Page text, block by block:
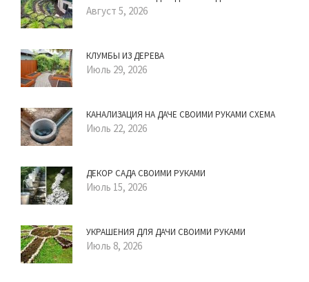
Август 5, 2026
КЛУМБЫ ИЗ ДЕРЕВА
Июль 29, 2026
КАНАЛИЗАЦИЯ НА ДАЧЕ СВОИМИ РУКАМИ СХЕМА
Июль 22, 2026
ДЕКОР САДА СВОИМИ РУКАМИ
Июль 15, 2026
УКРАШЕНИЯ ДЛЯ ДАЧИ СВОИМИ РУКАМИ
Июль 8, 2026